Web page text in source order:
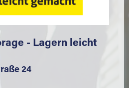
- Lagern leicht
24